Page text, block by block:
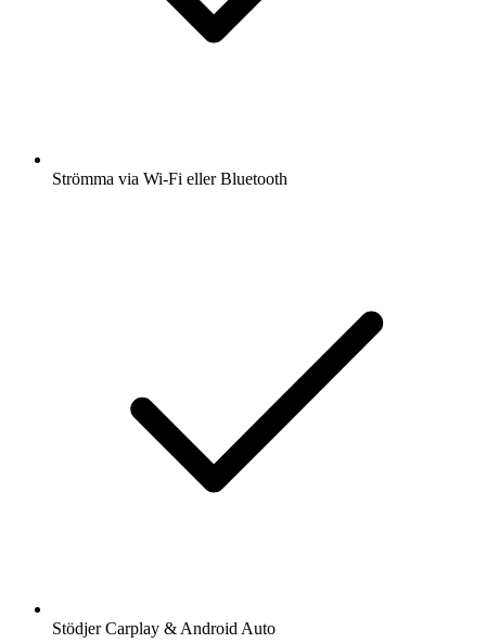
Strömma via Wi-Fi eller Bluetooth
Stödjer Carplay & Android Auto